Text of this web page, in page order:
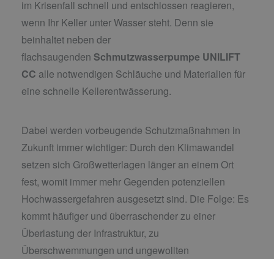
im Krisenfall schnell und entschlossen reagieren,
wenn Ihr Keller unter Wasser steht. Denn sie
beinhaltet neben der
flachsaugenden Schmutzwasserpumpe UNILIFT
CC alle notwendigen Schläuche und Materialien für
eine schnelle Kellerentwässerung.
Dabei werden vorbeugende Schutzmaßnahmen in
Zukunft immer wichtiger: Durch den Klimawandel
setzen sich Großwetterlagen länger an einem Ort
fest, womit immer mehr Gegenden potenziellen
Hochwassergefahren ausgesetzt sind. Die Folge: Es
kommt häufiger und überraschender zu einer
Überlastung der Infrastruktur, zu
Überschwemmungen und ungewollten